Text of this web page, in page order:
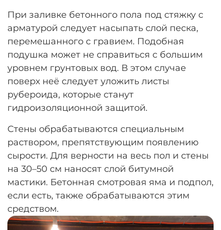
При заливке бетонного пола под стяжку с
арматурой следует насыпать слой песка,
перемешанного с гравием. Подобная
подушка может не справиться с большим
уровнем грунтовых вод. В этом случае
поверх неё следует уложить листы
рубероида, которые станут
гидроизоляционной защитой.
Стены обрабатываются специальным
раствором, препятствующим появлению
сырости. Для верности на весь пол и стены
на 30–50 см наносят слой битумной
мастики. Бетонная смотровая яма и подпол,
если есть, также обрабатываются этим
средством.